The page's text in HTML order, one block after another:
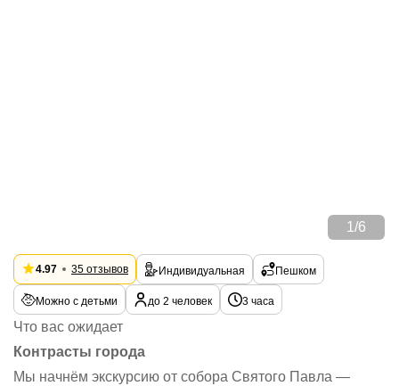
1 /6
4.97 35 отзывов Индивидуальная Пешком
Можно с детьми до 2 человек 3 часа
Что вас ожидает
Контрасты города
Мы начнём экскурсию от собора Святого Павла —